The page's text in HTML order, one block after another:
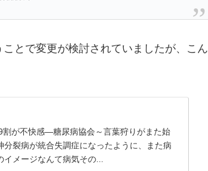
とで変更が検討されていましたが、こん
割が不快感―糖尿病協会～言葉狩りがまた始
裂病が統合失調症になったように、また病
イメージなんて病気その...